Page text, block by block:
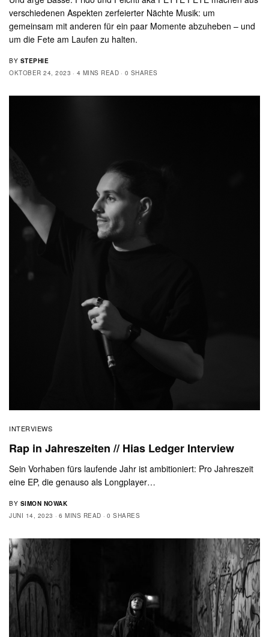
verschiedenen Aspekten zerfeierter Nächte Musik: um
gemeinsam mit anderen für ein paar Momente abzuheben – und
um die Fete am Laufen zu halten.
BY STEPHIE
OKTOBER 24, 2023
4 MINS READ 0 SHARES
INTERVIEWS
Rap in Jahreszeiten // Hias Ledger Interview
Sein Vorhaben fürs laufende Jahr ist ambitioniert: Pro Jahreszeit
eine EP, die genauso als Longplayer…
BY SIMON NOWAK
JUNI 14, 2023
6 MINS READ 0 SHARES